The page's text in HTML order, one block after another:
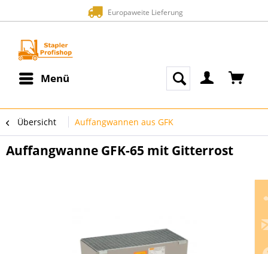
Europaweite Lieferung
Menü
Übersicht Auffangwannen aus GFK
Auffangwanne GFK-65 mit Gitterrost